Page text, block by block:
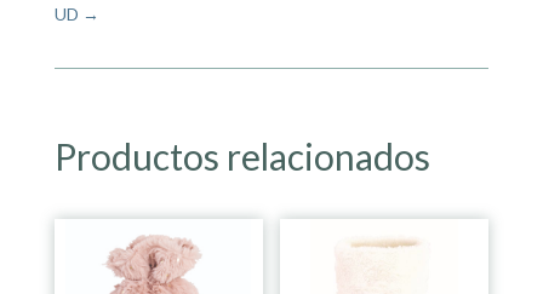
UD →
Productos relacionados